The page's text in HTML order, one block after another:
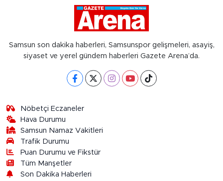
Samsun son dakika haberleri, Samsunspor gelişmeleri, asayiş,
siyaset ve yerel gündem haberleri Gazete Arena’da.
Nöbetçi Eczaneler
Hava Durumu
Samsun Namaz Vakitleri
Trafik Durumu
Puan Durumu ve Fikstür
Tüm Manşetler
Son Dakika Haberleri